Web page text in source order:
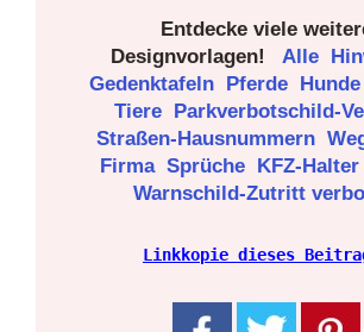
Entdecke viele
Designvorlagen!
Alle
Gedenktafeln Pferde Hunde
Tiere Parkverbotschild-
Straßen-Hausnummern
Firma Sprüche KFZ-Halter
Warnschild-Zutritt
Linkkopie dieses